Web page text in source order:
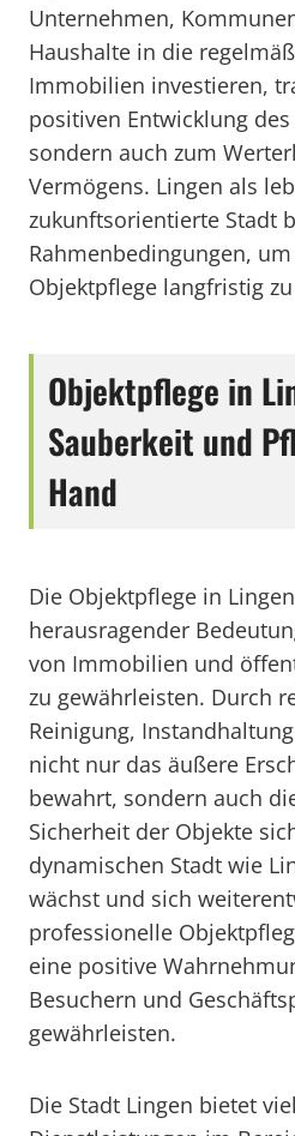
Unternehmen,
Haushalte in die
Immobilien investieren,
positiven Entwicklung
sondern auch zum
Vermögens. Lingen als
zukunftsorientierte Stadt
Rahmenbedingungen,
Objektpflege langfristig
Objektpflege in
Sauberkeit und
Hand
Die Objektpflege in
herausragender
von Immobilien und
zu gewährleisten. Durch
Reinigung,
nicht nur das äußere
bewahrt, sondern auch
Sicherheit der Objekte
dynamischen Stadt wie
wächst und sich
professionelle
eine positive
Besuchern und
gewährleisten.
Die Stadt Lingen bietet